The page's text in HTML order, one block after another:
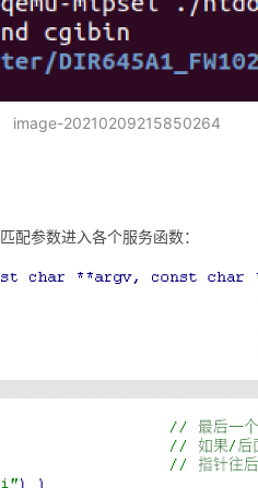
image-20210209215850264
匹配参数进入各个服务函数：